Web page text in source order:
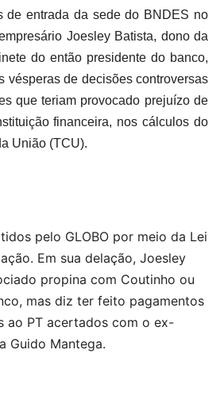
de entrada da sede do BNDES no
Joesley Batista, dono da
do então presidente do banco,
vésperas de decisões controversas
que teriam provocado prejuízo de
financeira, nos cálculos do
União (TCU).
pelo GLOBO por meio da Lei
Em sua delação, Joesley
propina com Coutinho ou
mas diz ter feito pagamentos
ao PT acertados com o ex-
Guido Mantega.